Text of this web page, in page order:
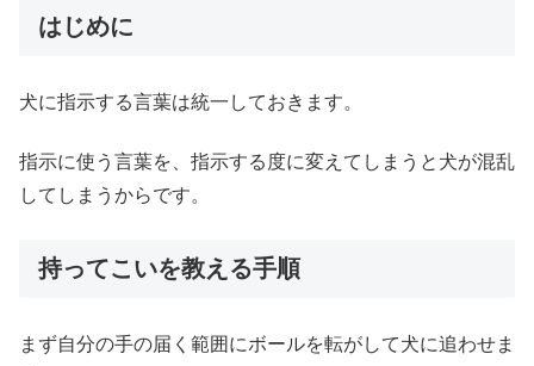
はじめに
犬に指示する言葉は統一しておきます。
指示に使う言葉を、指示する度に変えてしまうと犬が混乱
してしまうからです。
持ってこいを教える手順
まず自分の手の届く範囲にボールを転がして犬に追わせま